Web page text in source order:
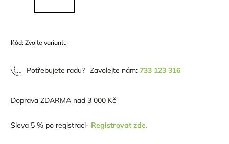
Kód: Zvolte variantu
Potřebujete radu? Zavolejte nám: 733 123 316
Doprava ZDARMA nad 3 000 Kč
Sleva 5 % po registraci- Registrovat zde.